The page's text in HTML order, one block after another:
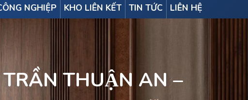
NGHIỆP KHO LIÊN KẾT TIN TỨC LIÊN HỆ
TRẦN THUẬN AN –